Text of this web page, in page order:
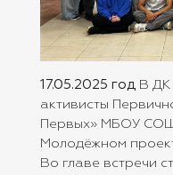
17.05.2025 год В ДК
активисты
Первых» МБОУ СОШ
Молодёжном
Во главе встречи